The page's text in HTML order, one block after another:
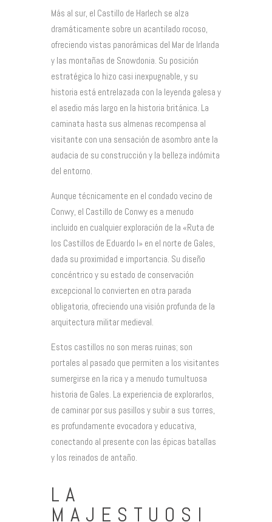
Más al sur, el Castillo de Harlech se alza
dramáticamente sobre un acantilado rocoso,
ofreciendo vistas panorámicas del Mar de Irlanda
y las montañas de Snowdonia. Su posición
estratégica lo hizo casi inexpugnable, y su
historia está entrelazada con la leyenda galesa y
el asedio más largo en la historia británica. La
caminata hasta sus almenas recompensa al
visitante con una sensación de asombro ante la
audacia de su construcción y la belleza indómita
del entorno.
Aunque técnicamente en el condado vecino de
Conwy, el Castillo de Conwy es a menudo
incluido en cualquier exploración de la «Ruta de
los Castillos de Eduardo I» en el norte de Gales,
dada su proximidad e importancia. Su diseño
concéntrico y su estado de conservación
excepcional lo convierten en otra parada
obligatoria, ofreciendo una visión profunda de la
arquitectura militar medieval.
Estos castillos no son meras ruinas; son
portales al pasado que permiten a los visitantes
sumergirse en la rica y a menudo tumultuosa
historia de Gales. La experiencia de explorarlos,
de caminar por sus pasillos y subir a sus torres,
es profundamente evocadora y educativa,
conectando al presente con las épicas batallas
y los reinados de antaño.
LA
MAJESTUOSI